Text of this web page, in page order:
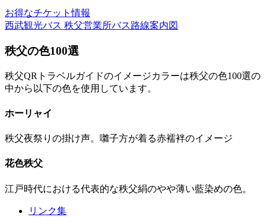
お得なチケット情報
西武観光バス 秩父営業所バス路線案内図
秩父の色100選
秩父QRトラベルガイドのイメージカラーは秩父の色100選の
中から以下の色を使用しています。
ホーリャイ
秩父夜祭りの掛け声。囃子方が着る赤襦袢のイメージ
花色秩父
江戸時代における代表的な秩父絹のやや薄い藍染めの色。
リンク集